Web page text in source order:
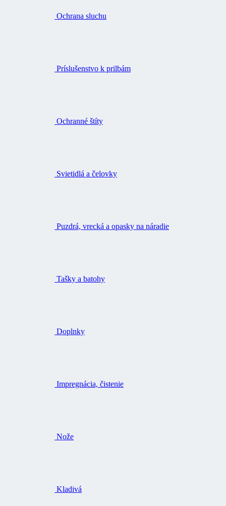
Ochrana sluchu
Príslušenstvo k prilbám
Ochranné štíty
Svietidlá a čelovky
Puzdrá, vrecká a opasky na náradie
Tašky a batohy
Doplnky
Impregnácia, čistenie
Nože
Kladivá